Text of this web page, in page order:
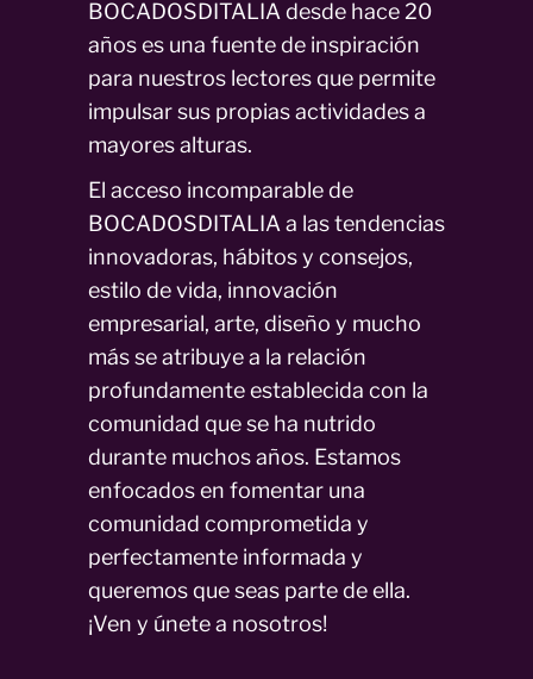
BOCADOSDITALIA desde hace 20
años es una fuente de inspiración
para nuestros lectores que permite
impulsar sus propias actividades a
mayores alturas.
El acceso incomparable de
BOCADOSDITALIA a las tendencias
innovadoras, hábitos y consejos,
estilo de vida, innovación
empresarial, arte, diseño y mucho
más se atribuye a la relación
profundamente establecida con la
comunidad que se ha nutrido
durante muchos años. Estamos
enfocados en fomentar una
comunidad comprometida y
perfectamente informada y
queremos que seas parte de ella.
¡Ven y únete a nosotros!